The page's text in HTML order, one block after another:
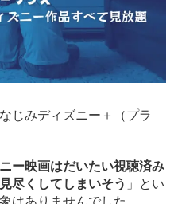
じみディズニー＋（プラ
ー映画はだいたい視聴済み
尽くしてしまいそう 」とい
はありませんでした。